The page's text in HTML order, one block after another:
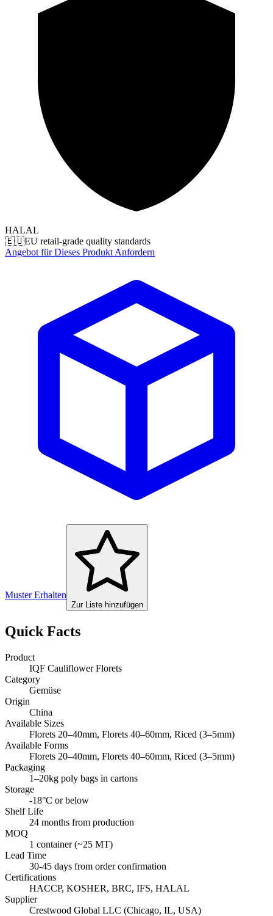
HALAL
🇪🇺EU retail-grade quality standards
Angebot für Dieses Produkt Anfordern
Muster Erhalten
Zur Liste hinzufügen
Quick Facts
Product
IQF Cauliflower Florets
Category
Gemüse
Origin
China
Available Sizes
Florets 20–40mm, Florets 40–60mm, Riced (3–5mm)
Available Forms
Florets 20–40mm, Florets 40–60mm, Riced (3–5mm)
Packaging
1–20kg poly bags in cartons
Storage
-18°C or below
Shelf Life
24 months from production
MOQ
1 container (~25 MT)
Lead Time
30-45 days from order confirmation
Certifications
HACCP, KOSHER, BRC, IFS, HALAL
Supplier
Crestwood Global LLC (Chicago, IL, USA)